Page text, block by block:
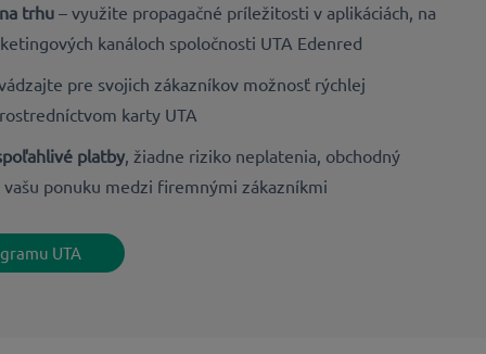
trhu– využite propagačné príležitosti v aplikáciách, na
kanáloch spoločnosti UTA Edenred
pre svojich zákazníkov možnosť rýchlej
karty UTA
platby, žiadne riziko neplatenia, obchodný
ponuku medzi firemnými zákazníkmi
UTA